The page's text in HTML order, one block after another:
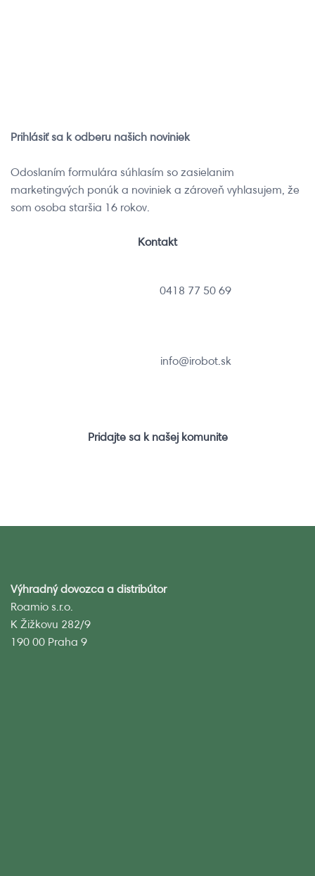
Prihlásiť sa k odberu našich noviniek
Odoslaním formulára súhlasím so zasielanim
marketingvých ponúk a noviniek a zároveň vyhlasujem, že
som osoba staršia 16 rokov.
Kontakt
0418 77 50 69
info@irobot.sk
Pridajte sa k našej komunite
Výhradný dovozca a distribútor
Roamio s.r.o.
K Žižkovu 282/9
190 00 Praha 9